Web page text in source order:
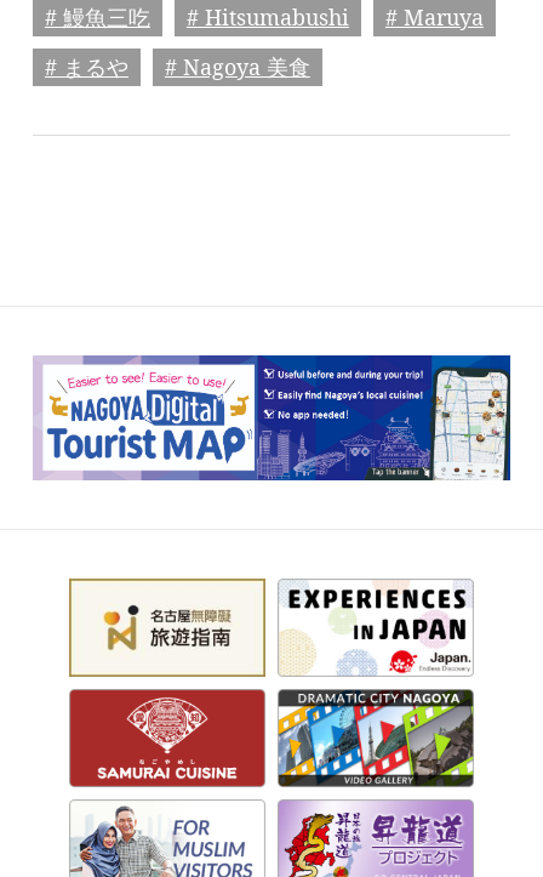
# 鰻魚三吃 # Hitsumabushi
# Maruya
# まるや
# Nagoya 美食